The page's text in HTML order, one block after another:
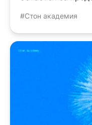
#Стон академия